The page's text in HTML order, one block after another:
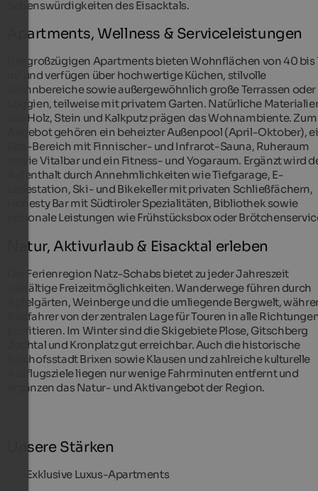
Sehenswürdigkeiten des Eisacktals.
Apartments, Wellness & Serviceleistungen
Die großzügigen Apartments bieten Wohnflächen von 40 bis
m² und verfügen über hochwertige Küchen, stilvolle
Wohnbereiche sowie außergewöhnlich große Terrassen oder
Loggien, teilweise mit privatem Garten. Natürliche
wie Holz, Stein und Kalkputz prägen das Wohnambiente. Zum
Angebot gehören ein beheizter Außenpool (April-Oktober),
Spa-Bereich mit Finnischer- und Infrarot-Sauna, Ruheraum
sowie Vitalbar und ein Fitness- und Yogaraum. Ergänzt wird
Aufenthalt durch Annehmlichkeiten wie Tiefgarage, E-
Ladestation, Ski- und Bikekeller mit privaten Schließfächern,
Honesty Bar mit Südtiroler Spezialitäten, Bibliothek sowie
optionale Leistungen wie Frühstücksbox oder
Natur, Aktivurlaub & Eisacktal erleben
Die Ferienregion Natz-Schabs bietet zu jeder Jahreszeit
vielfältige Freizeitmöglichkeiten. Wanderwege führen durch
Apfelgärten, Weinberge und die umliegende Bergwelt,
Radfahrer von der zentralen Lage für Touren in alle
profitieren. Im Winter sind die Skigebiete Plose, Gitschberg
Jochtal und Kronplatz gut erreichbar. Auch die historische
Bischofsstadt Brixen sowie Klausen und zahlreiche kulturelle
Ausflugsziele liegen nur wenige Fahrminuten entfernt und
ergänzen das Natur- und Aktivangebot der Region.
Unsere Stärken
Exklusive Luxus-Apartments